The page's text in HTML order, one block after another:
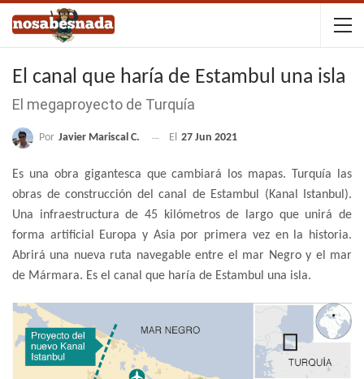
El canal que haría de Estambul una isla
El megaproyecto de Turquía
Por Javier Mariscal C. El 27 Jun 2021
Es una obra gigantesca que cambiará los mapas. Turquía las
obras de construcción del canal de Estambul (Kanal Istanbul).
Una infraestructura de 45 kilómetros de largo que unirá de
forma artificial Europa y Asia por primera vez en la historia.
Abrirá una nueva ruta navegable entre el mar Negro y el mar
de Mármara. Es el canal que haría de Estambul una isla.